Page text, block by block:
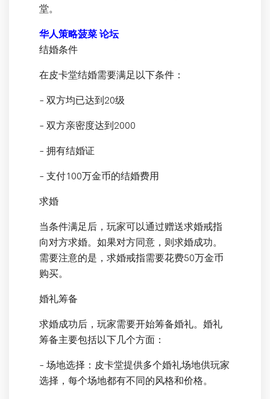
堂。
华人策略菠菜 论坛
结婚条件
在皮卡堂结婚需要满足以下条件：
- 双方均已达到20级
- 双方亲密度达到2000
- 拥有结婚证
- 支付100万金币的结婚费用
求婚
当条件满足后，玩家可以通过赠送求婚戒指
向对方求婚。如果对方同意，则求婚成功。
需要注意的是，求婚戒指需要花费50万金币
购买。
婚礼筹备
求婚成功后，玩家需要开始筹备婚礼。婚礼
筹备主要包括以下几个方面：
- 场地选择：皮卡堂提供多个婚礼场地供玩家
选择，每个场地都有不同的风格和价格。